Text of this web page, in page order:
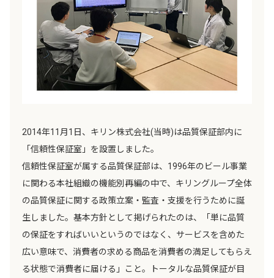
2014年11月1日、キリン株式会社(当時)は品質保証部内に
「信頼性保証室」を設置しました。
信頼性保証室が属する品質保証部は、1996年のビール事業
に関わる本社組織の機能別再編の中で、キリングループ全体
の品質保証に関する政策立案・監査・支援を行うために誕
生しました。基本方針として掲げられたのは、「単に品質
の保証をすればいいというのではなく、サービスを含めた
広い意味で、消費者の求める商品を消費者の満足してもらえ
る状態で消費者に届ける」こと。トータルな品質保証が目